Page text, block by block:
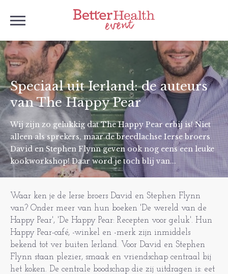
Speciaal uit Ierland: de auteurs
van The Happy Pear
Wij zijn zo gelukkig dat The Happy Pear erbij is! Niet
alleen als sprekers, maar de breedlachse Ierse broers
David en Stephen Flynn geven ook nog eens een leuke
kookworkshop! Daar word je toch blij van...
Waar ken je de Ierse broers David en Stephen Flynn
van? Onder meer van hun boeken 'De wereld van de
Happy Pear', 'De Happy Pear: Recepten voor geluk'. Hun
Happy Pear-café, -winkel en -merk zijn inmiddels
bekend tot ver buiten Ierland. Voor David en Stephen
Flynn staan plezier, smaak en vriendschap centraal bij
het koken. De centrale boodschap die zij uitdragen is: eet